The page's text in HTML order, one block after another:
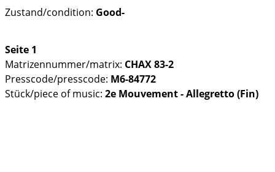
Zustand/condition: Good-
Seite 1
Matrizennummer/matrix: CHAX 83-2
Presscode/presscode: M6-84772
Stück/piece of music: 2e Mouvement - Allegretto (Fin)